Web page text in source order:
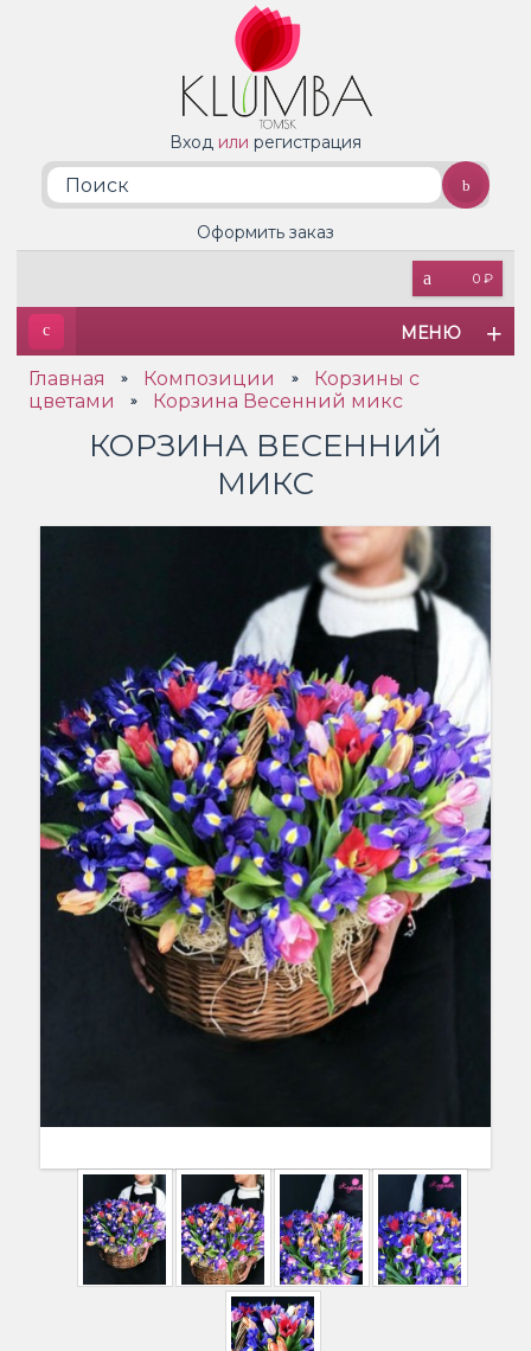
Вход или регистрация
0 ₽
Оформить заказ
МЕНЮ
Главная » Композиции »
Корзины с
цветами
» Корзина Весенний микс
КОРЗИНА ВЕСЕННИЙ
МИКС